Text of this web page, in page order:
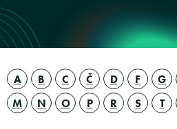
A B C Č D F G
M
N O P R S T